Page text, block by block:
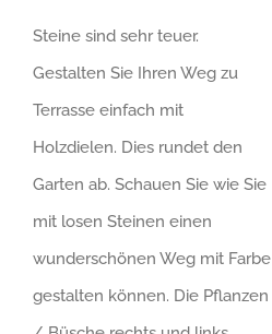
Steine sind sehr teuer.
Gestalten Sie Ihren Weg zu
Terrasse einfach mit
Holzdielen. Dies rundet den
Garten ab. Schauen Sie wie Sie
mit losen Steinen einen
wunderschönen Weg mit Farbe
gestalten können. Die Pflanzen